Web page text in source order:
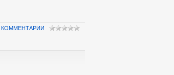
КОММЕНТАРИИ